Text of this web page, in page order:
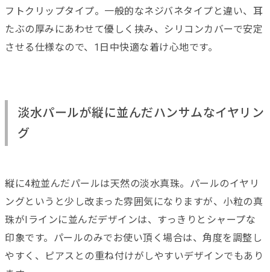
フトクリップタイプ。一般的なネジバネタイプと違い、耳
たぶの厚みにあわせて優しく挟み、シリコンカバーで安定
させる仕様なので、1日中快適な着け心地です。
淡水パールが縦に並んだハンサムなイヤリン
グ
縦に4粒並んだパールは天然の淡水真珠。パールのイヤリ
ングというと少し改まった雰囲気になりますが、小粒の真
珠がIラインに並んだデザインは、すっきりとシャープな
印象です。パールのみでお使い頂く場合は、角度を調整し
やすく、ピアスとの重ね付けがしやすいデザインでもあり